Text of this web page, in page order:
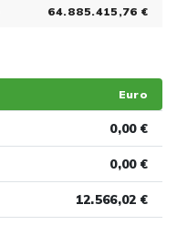
64.885.415,76 €
Euro
0,00 €
0,00 €
12.566,02 €